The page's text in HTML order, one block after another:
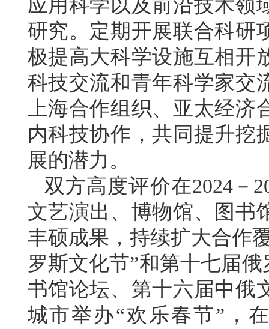
应用科学以及前沿技术领
研究。定期开展联合科研
极提高大科学设施互相开
科技交流和青年科学家交
上海合作组织、亚太经
内科技协作，共同提升挖
展的潜力。
双方高度评价在2024－
文艺演出、博物馆、图书
丰硕成果，持续扩大合作
罗斯文化节”和第十七届
书馆论坛、第十六届中俄
城市举办“欢乐春节”，